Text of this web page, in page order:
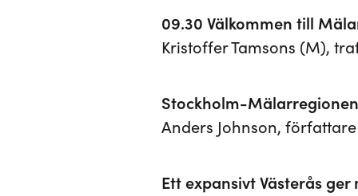
09.30 Välkommen till
Kristoffer Tamsons (M),
Stockholm-
Anders Johnson,
Ett expansivt Västerås